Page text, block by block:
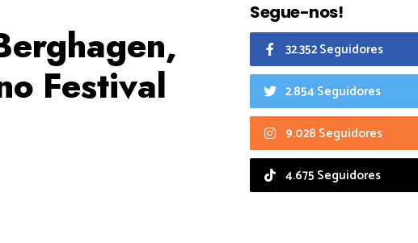
Festival
Segue-nos!
32.352 Seguidores
2.854 Seguidores
9.028 Seguidores
4.675 Seguidores